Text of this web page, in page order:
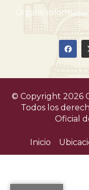
Órgano
© Copyright 2026
Todos los
Oficial
Inicio